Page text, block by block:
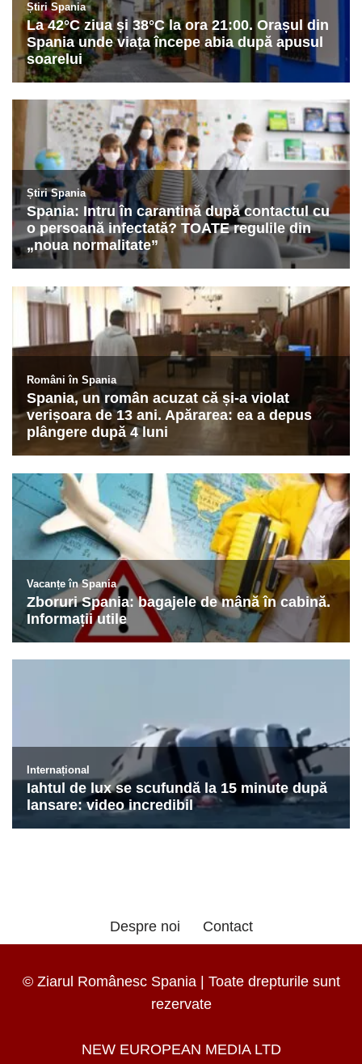
Despre noi Contact
© Ziarul Românesc Spania | Toate drepturile sunt
rezervate
NEW EUROPEAN MEDIA LTD